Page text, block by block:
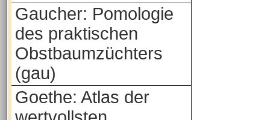
Gaucher: Pomologie
des praktischen
Obstbaumzüchters
(gau)
Goethe: Atlas der